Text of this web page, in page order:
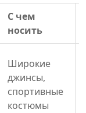
С чем
носить
Широкие
джинсы,
спортивные
костюмы